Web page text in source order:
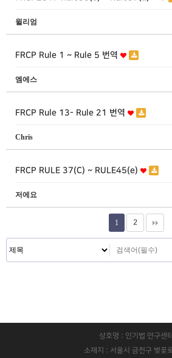
윌리엄
FRCP Rule 1 ~ Rule 5 번역
엠에스
FRCP Rule 13- Rule 21 번역
Chris
FRCP RULE 37(C) ~ RULE45(e)
저에요
1 2
상호명 : 인기법 연구센터
소재지 : 서울시 금천구 벚꽃